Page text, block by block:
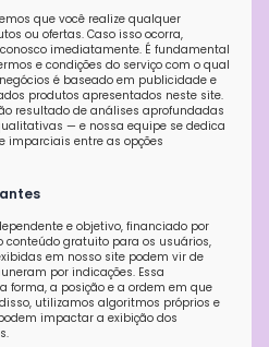
que você realize qualquer
ou ofertas. Caso isso ocorra,
imediatamente. É fundamental
e condições do serviço com o qual
é baseado em publicidade e
produtos apresentados neste site.
resultado de análises aprofundadas
— e nossa equipe se dedica
imparciais entre as opções
e objetivo, financiado por
conteúdo gratuito para os usuários,
em nosso site podem vir de
por indicações. Essa
forma, a posição e a ordem em que
utilizamos algoritmos próprios e
impactar a exibição dos